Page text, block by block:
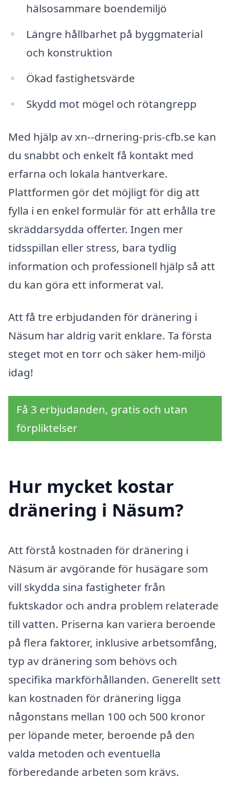
hälsosammare boendemiljö
Längre hållbarhet på byggmaterial
och konstruktion
Ökad fastighetsvärde
Skydd mot mögel och rötangrepp
Med hjälp av xn--drnering-pris-cfb.se kan
du snabbt och enkelt få kontakt med
erfarna och lokala hantverkare.
Plattformen gör det möjligt för dig att
fylla i en enkel formulär för att erhålla tre
skräddarsydda offerter. Ingen mer
tidsspillan eller stress, bara tydlig
information och professionell hjälp så att
du kan göra ett informerat val.
Att få tre erbjudanden för dränering i
Näsum har aldrig varit enklare. Ta första
steget mot en torr och säker hem-miljö
idag!
Få 3 erbjudanden, gratis och utan
förpliktelser
Hur mycket kostar
dränering i Näsum?
Att förstå kostnaden för dränering i
Näsum är avgörande för husägare som
vill skydda sina fastigheter från
fuktskador och andra problem relaterade
till vatten. Priserna kan variera beroende
på flera faktorer, inklusive arbetsomfång,
typ av dränering som behövs och
specifika markförhållanden. Generellt sett
kan kostnaden för dränering ligga
någonstans mellan 100 och 500 kronor
per löpande meter, beroende på den
valda metoden och eventuella
förberedande arbeten som krävs.